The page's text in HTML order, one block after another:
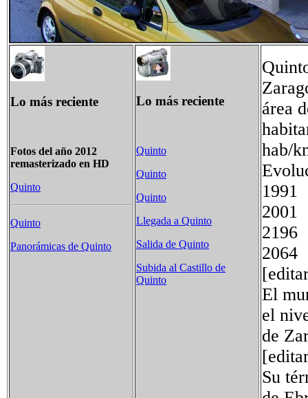
Lo más reciente
Fotos del año 2012
remasterizado en HD
Quinto
Quinto
Panorámicas de Quinto
Lo más reciente
Quinto
Quinto
Quinto
Llegada a Quinto
Salida de Quinto
Subida al Castillo de
Quinto
área
hab/
El
el
de
Su